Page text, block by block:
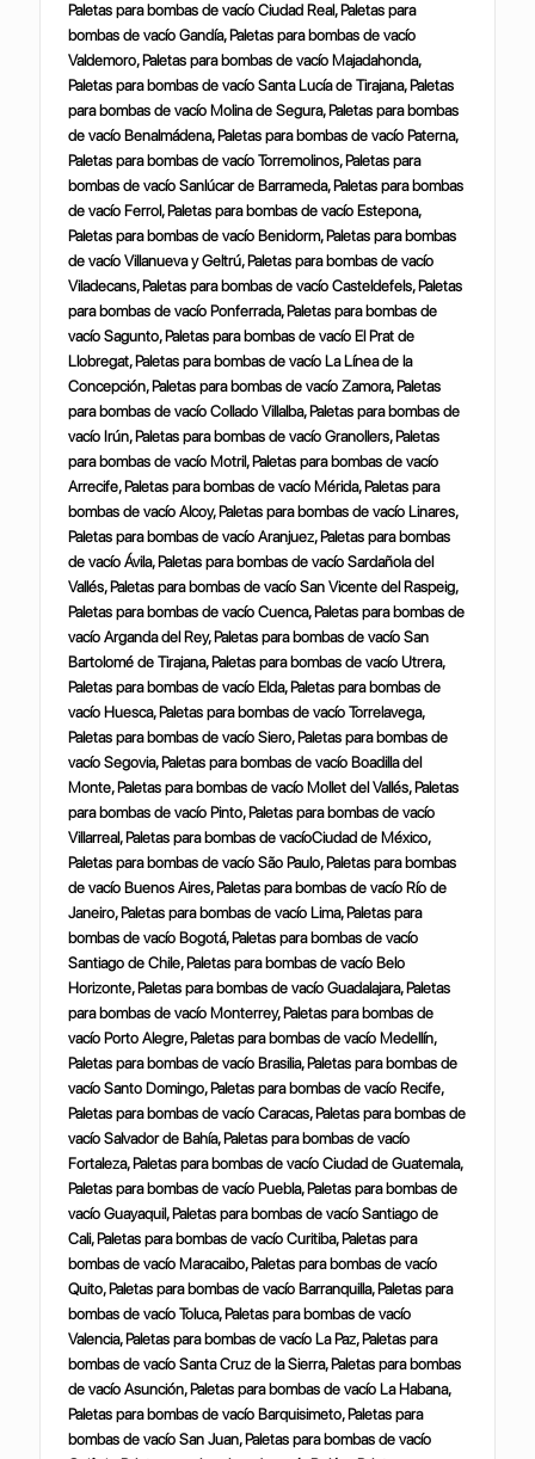
Paletas para bombas de vacío Ciudad Real, Paletas para
bombas de vacío Gandía, Paletas para bombas de vacío
Valdemoro, Paletas para bombas de vacío Majadahonda,
Paletas para bombas de vacío Santa Lucía de Tirajana, Paletas
para bombas de vacío Molina de Segura, Paletas para bombas
de vacío Benalmádena, Paletas para bombas de vacío Paterna,
Paletas para bombas de vacío Torremolinos, Paletas para
bombas de vacío Sanlúcar de Barrameda, Paletas para bombas
de vacío Ferrol, Paletas para bombas de vacío Estepona,
Paletas para bombas de vacío Benidorm, Paletas para bombas
de vacío Villanueva y Geltrú, Paletas para bombas de vacío
Viladecans, Paletas para bombas de vacío Casteldefels, Paletas
para bombas de vacío Ponferrada, Paletas para bombas de
vacío Sagunto, Paletas para bombas de vacío El Prat de
Llobregat, Paletas para bombas de vacío La Línea de la
Concepción, Paletas para bombas de vacío Zamora, Paletas
para bombas de vacío Collado Villalba, Paletas para bombas de
vacío Irún, Paletas para bombas de vacío Granollers, Paletas
para bombas de vacío Motril, Paletas para bombas de vacío
Arrecife, Paletas para bombas de vacío Mérida, Paletas para
bombas de vacío Alcoy, Paletas para bombas de vacío Linares,
Paletas para bombas de vacío Aranjuez, Paletas para bombas
de vacío Ávila, Paletas para bombas de vacío Sardañola del
Vallés, Paletas para bombas de vacío San Vicente del Raspeig,
Paletas para bombas de vacío Cuenca, Paletas para bombas de
vacío Arganda del Rey, Paletas para bombas de vacío San
Bartolomé de Tirajana, Paletas para bombas de vacío Utrera,
Paletas para bombas de vacío Elda, Paletas para bombas de
vacío Huesca, Paletas para bombas de vacío Torrelavega,
Paletas para bombas de vacío Siero, Paletas para bombas de
vacío Segovia, Paletas para bombas de vacío Boadilla del
Monte, Paletas para bombas de vacío Mollet del Vallés, Paletas
para bombas de vacío Pinto, Paletas para bombas de vacío
Villarreal, Paletas para bombas de vacíoCiudad de México,
Paletas para bombas de vacío São Paulo, Paletas para bombas
de vacío Buenos Aires, Paletas para bombas de vacío Río de
Janeiro, Paletas para bombas de vacío Lima, Paletas para
bombas de vacío Bogotá, Paletas para bombas de vacío
Santiago de Chile, Paletas para bombas de vacío Belo
Horizonte, Paletas para bombas de vacío Guadalajara, Paletas
para bombas de vacío Monterrey, Paletas para bombas de
vacío Porto Alegre, Paletas para bombas de vacío Medellín,
Paletas para bombas de vacío Brasilia, Paletas para bombas de
vacío Santo Domingo, Paletas para bombas de vacío Recife,
Paletas para bombas de vacío Caracas, Paletas para bombas de
vacío Salvador de Bahía, Paletas para bombas de vacío
Fortaleza, Paletas para bombas de vacío Ciudad de Guatemala,
Paletas para bombas de vacío Puebla, Paletas para bombas de
vacío Guayaquil, Paletas para bombas de vacío Santiago de
Cali, Paletas para bombas de vacío Curitiba, Paletas para
bombas de vacío Maracaibo, Paletas para bombas de vacío
Quito, Paletas para bombas de vacío Barranquilla, Paletas para
bombas de vacío Toluca, Paletas para bombas de vacío
Valencia, Paletas para bombas de vacío La Paz, Paletas para
bombas de vacío Santa Cruz de la Sierra, Paletas para bombas
de vacío Asunción, Paletas para bombas de vacío La Habana,
Paletas para bombas de vacío Barquisimeto, Paletas para
bombas de vacío San Juan, Paletas para bombas de vacío